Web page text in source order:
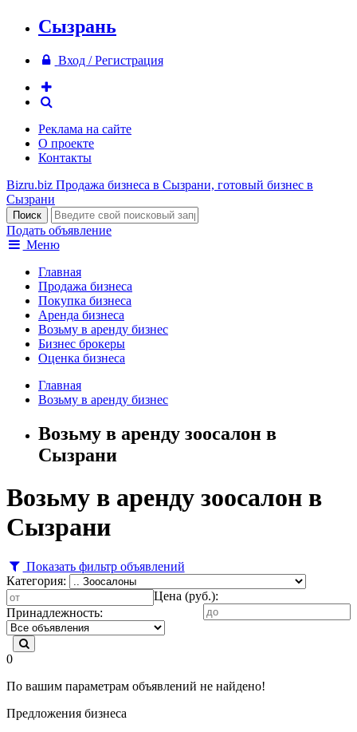
Сызрань
Вход / Регистрация
Реклама на сайте
О проекте
Контакты
Bizru.biz Продажа бизнеса в Сызрани, готовый бизнес в
Сызрани
Подать объявление
Меню
Главная
Продажа бизнеса
Покупка бизнеса
Аренда бизнеса
Возьму в аренду бизнес
Бизнес брокеры
Оценка бизнеса
Главная
Возьму в аренду бизнес
Возьму в аренду зоосалон в
Сызрани
Возьму в аренду зоосалон в
Сызрани
Показать фильтр объявлений
Категория:
Цена (руб.):
Принадлежность:
0
По вашим параметрам объявлений не найдено!
Предложения бизнеса